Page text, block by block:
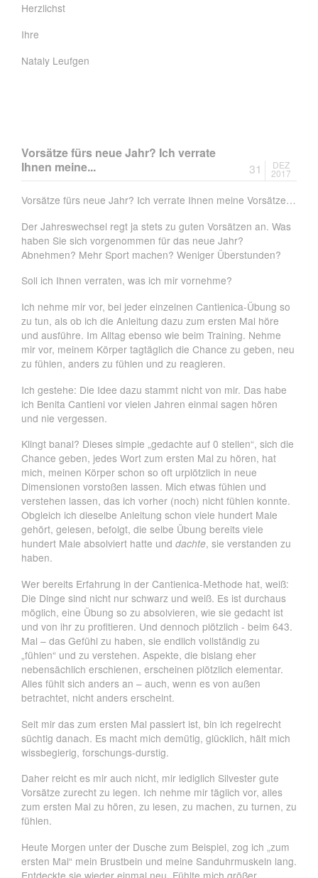
Herzlichst
Ihre
Nataly Leufgen
Vorsätze fürs neue Jahr? Ich verrate
Ihnen meine...
31 DEZ
2017
Vorsätze fürs neue Jahr? Ich verrate Ihnen meine Vorsätze…
Der Jahreswechsel regt ja stets zu guten Vorsätzen an. Was
haben Sie sich vorgenommen für das neue Jahr?
Abnehmen? Mehr Sport machen? Weniger Überstunden?
Soll ich Ihnen verraten, was ich mir vornehme?
Ich nehme mir vor, bei jeder einzelnen Cantienica-Übung so
zu tun, als ob ich die Anleitung dazu zum ersten Mal höre
und ausführe. Im Alltag ebenso wie beim Training. Nehme
mir vor, meinem Körper tagtäglich die Chance zu geben, neu
zu fühlen, anders zu fühlen und zu reagieren.
Ich gestehe: Die Idee dazu stammt nicht von mir. Das habe
ich Benita Cantieni vor vielen Jahren einmal sagen hören
und nie vergessen.
Klingt banal? Dieses simple „gedachte auf 0 stellen“, sich die
Chance geben, jedes Wort zum ersten Mal zu hören, hat
mich, meinen Körper schon so oft urplötzlich in neue
Dimensionen vorstoßen lassen. Mich etwas fühlen und
verstehen lassen, das ich vorher (noch) nicht fühlen konnte.
Obgleich ich dieselbe Anleitung schon viele hundert Male
gehört, gelesen, befolgt, die selbe Übung bereits viele
hundert Male absolviert hatte und dachte, sie verstanden zu
haben.
Wer bereits Erfahrung in der Cantienica-Methode hat, weiß:
Die Dinge sind nicht nur schwarz und weiß. Es ist durchaus
möglich, eine Übung so zu absolvieren, wie sie gedacht ist
und von ihr zu profitieren. Und dennoch plötzlich - beim 643.
Mal – das Gefühl zu haben, sie endlich vollständig zu
„fühlen“ und zu verstehen. Aspekte, die bislang eher
nebensächlich erschienen, erscheinen plötzlich elementar.
Alles fühlt sich anders an – auch, wenn es von außen
betrachtet, nicht anders erscheint.
Seit mir das zum ersten Mal passiert ist, bin ich regelrecht
süchtig danach. Es macht mich demütig, glücklich, hält mich
wissbegierig, forschungs-durstig.
Daher reicht es mir auch nicht, mir lediglich Silvester gute
Vorsätze zurecht zu legen. Ich nehme mir täglich vor, alles
zum ersten Mal zu hören, zu lesen, zu machen, zu turnen, zu
fühlen.
Heute Morgen unter der Dusche zum Beispiel, zog ich „zum
ersten Mal“ mein Brustbein und meine Sanduhrmuskeln lang.
Entdeckte sie wieder einmal neu. Fühlte mich größer,